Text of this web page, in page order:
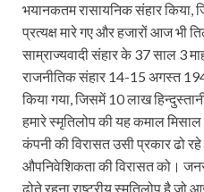
भयानकतम रासायनिक संहार किया,
प्रत्यक्ष मारे गए और हजारों आज भी
साम्राज्यवादी संहार के 37 साल 3
राजनीतिक संहार 14-15 अगस्त
किया गया, जिसमें 10 लाख
हमारे स्मृतिलोप की यह कमाल मिसाल
कंपनी की विरासत उसी प्रकार ढो
औपनिवेशिकता की विरासत को।
ढोते रहना राष्ट्रीय स्मृतिलोप है